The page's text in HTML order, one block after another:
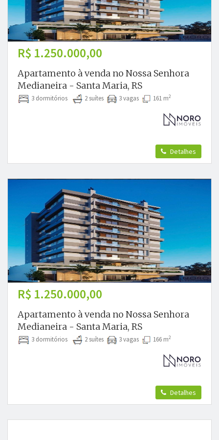
R$ 1.250.000,00
Apartamento à venda no Nossa Senhora
Medianeira - Santa Maria, RS
3 dormitórios 2 suítes 3 vagas 161 m2
Detalhes
R$ 1.250.000,00
Apartamento à venda no Nossa Senhora
Medianeira - Santa Maria, RS
3 dormitórios 2 suítes 3 vagas 166 m2
Detalhes